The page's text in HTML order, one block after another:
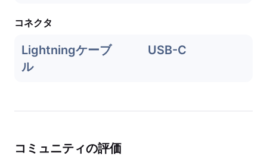
コネクタ
Lightningケーブ
ル
USB-C
コミュニティの評価